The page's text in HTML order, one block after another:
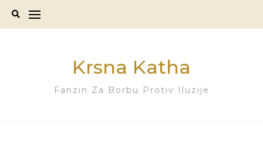
Krsna Katha
Fanzin Za Borbu Protiv Iluzije